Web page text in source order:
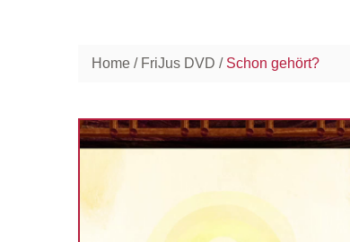
Home FriJus DVD Schon gehört?